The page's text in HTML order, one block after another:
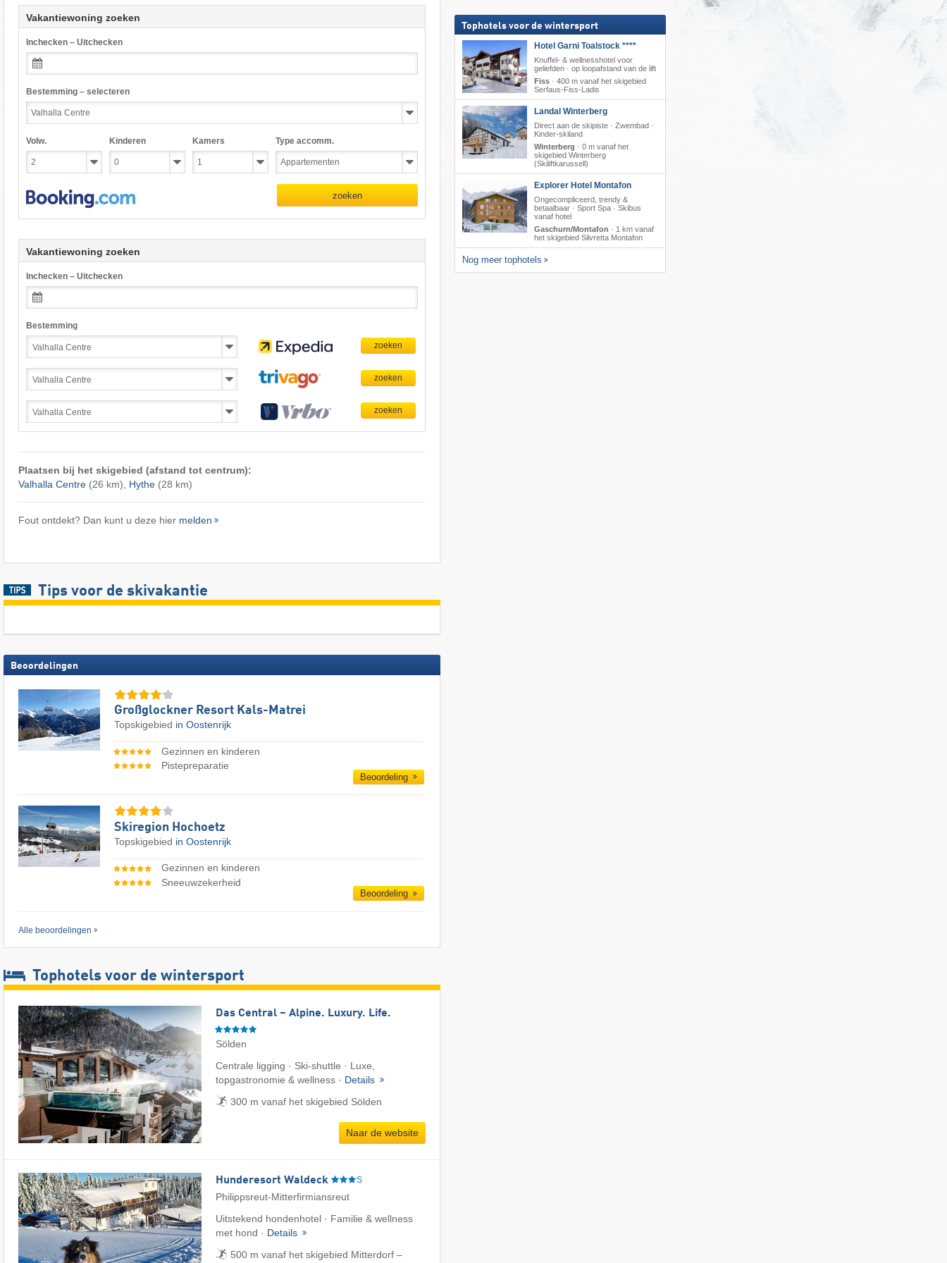
Vakantiewoning zoeken
Inchecken – Uitchecken
Bestemming – selecteren
Volw. Kinderen Kamers Type accomm.
zoeken
Vakantiewoning zoeken
Inchecken – Uitchecken
Bestemming
Plaatsen bij het skigebied (afstand tot centrum):
Valhalla Centre(26 km), Hythe(28 km)
Fout ontdekt? Dan kunt u deze hier melden
Tips voor de skivakantie
Beoordelingen
Großglockner Resort Kals-Matrei
Topskigebied in Oostenrijk
Gezinnen en kinderen
Pistepreparatie
Beoordeling
Skiregion Hochoetz
Topskigebied in Oostenrijk
Gezinnen en kinderen
Sneeuwzekerheid
Beoordeling
Alle beoordelingen
Tophotels voor de wintersport
Das Central – Alpine. Luxury. Life.
Sölden
Centrale ligging · Ski-shuttle · Luxe,
topgastronomie & wellness · Details
300 m vanaf het skigebied Sölden
Naar de website
Hunderesort Waldeck S
Philippsreut-Mitterfirmiansreut
Uitstekend hondenhotel · Familie & wellness
met hond · Details
500 m vanaf het skigebied Mitterdorf –
Tophotels voor de wintersport
Hotel Garni Toalstock ****
Knuffel- & wellnesshotel voor
geliefden · op loopafstand van de lift
Fiss· 400 m vanaf het skigebied
Serfaus-Fiss-Ladis
Landal Winterberg
Direct aan de skipiste · Zwembad ·
Kinder-skiland
Winterberg · 0 m vanaf het
skigebied Winterberg
(Skiliftkarussell)
Explorer Hotel Montafon
Ongecompliceerd, trendy &
betaalbaar · Sport Spa · Skibus
vanaf hotel
Gaschurn/Montafon · 1 km vanaf
het skigebied Silvretta Montafon
Nog meer tophotels